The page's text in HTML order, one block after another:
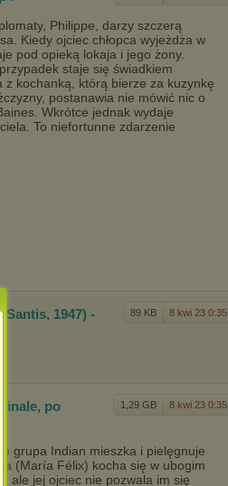
Philippe, darzy szczerą
Kiedy ojciec chłopca wyjeżdża w
pod opieką lokaja i jego żony.
staje się świadkiem
kochanką, którą bierze za kuzynkę
postanawia nie mówić nic o
Wkrótce jednak wydaje
To niefortunne zdarzenie
89 KB 8 kwi 23 0:35
Santis, 1947) -
1,29 GB 8 kwi 23 0:35
e, po
grupa Indian mieszka i pielęgnuje
(María Félix) kocha się w ubogim
ale jej ojciec nie pozwala im się